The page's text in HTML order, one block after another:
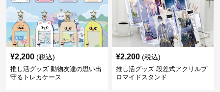
¥2,200 (税込)
推し活グッズ 動物友達の思い出
守るトレカケース
¥2,200 (税込)
推し活グッズ 段差式アクリルプ
ロマイドスタンド